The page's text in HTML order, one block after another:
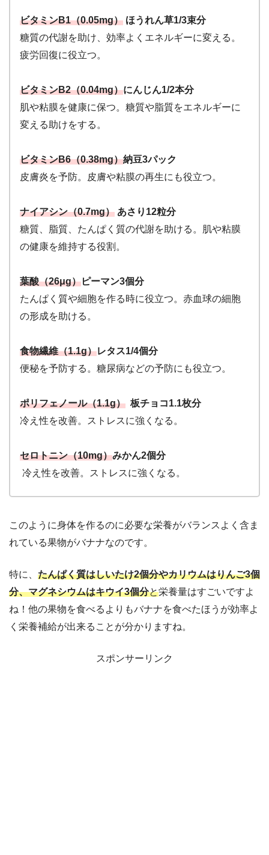
ビタミンB1（0.05mg） ほうれん草1/3束分
糖質の代謝を助け、効率よくエネルギーに変える。
疲労回復に役立つ。
ビタミンB2（0.04mg）にんじん1/2本分
肌や粘膜を健康に保つ。糖質や脂質をエネルギーに
変える助けをする。
ビタミンB6（0.38mg）納豆3パック
皮膚炎を予防。皮膚や粘膜の再生にも役立つ。
ナイアシン（0.7mg） あさり12粒分
糖質、脂質、たんぱく質の代謝を助ける。肌や粘膜
の健康を維持する役割。
葉酸（26μg）ピーマン3個分
たんぱく質や細胞を作る時に役立つ。赤血球の細胞
の形成を助ける。
食物繊維（1.1g）レタス1/4個分
便秘を予防する。糖尿病などの予防にも役立つ。
ポリフェノール（1.1g） 板チョコ1.1枚分
冷え性を改善。ストレスに強くなる。
セロトニン（10mg）みかん2個分
冷え性を改善。ストレスに強くなる。
このように身体を作るのに必要な栄養がバランスよく含ま
れている果物がバナナなのです。
特に、 たんぱく質はしいたけ2個分やカリウムはりんご3個
分、マグネシウムはキウイ3個分と栄養量はすごいですよ
ね！他の果物を食べるよりもバナナを食べたほうが効率よ
く栄養補給が出来ることが分かりますね。
スポンサーリンク